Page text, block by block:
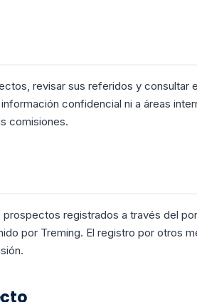
revisar sus referidos y consultar
confidencial ni a áreas
comisiones.
registrados a través del
por Treming. El registro por otros